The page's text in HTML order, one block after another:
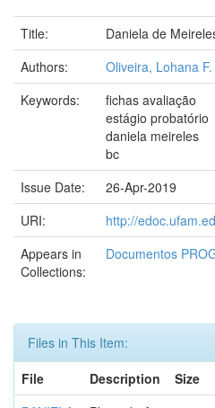
Title:
Daniela de
Authors:
Oliveira, Lohana F.
Keywords:
fichas avaliação
estágio probatório
daniela meireles
bc
Issue Date:
26-Apr-2019
URI:
http://
Appears in
Collections:
Documentos
Files in This Item:
File
Description Size